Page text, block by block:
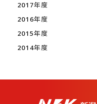
2017年度
2016年度
2015年度
2014年度